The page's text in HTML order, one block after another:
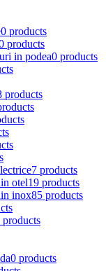
0 products
products
in podea0 products
products
7 products
otel19 products
inox85 products
products
0 products